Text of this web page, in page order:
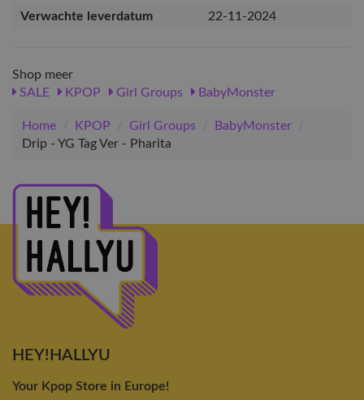
Verwachte leverdatum
22-11-2024
Shop meer
SALE
KPOP Girl Groups BabyMonster
Home / KPOP / Girl Groups / BabyMonster
/
Drip - YG Tag Ver - Pharita
HEY!HALLYU
Your Kpop Store in Europe!